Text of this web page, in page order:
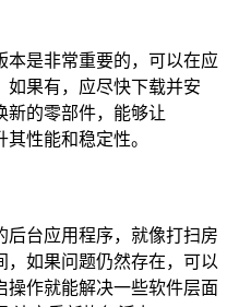
本是非常重要的，可以在应
如果有，应尽快下载并安
新的零部件，能够让
性能和稳定性。
后台应用程序，就像打扫房
，如果问题仍然存在，可以
操作就能解决一些软件层面